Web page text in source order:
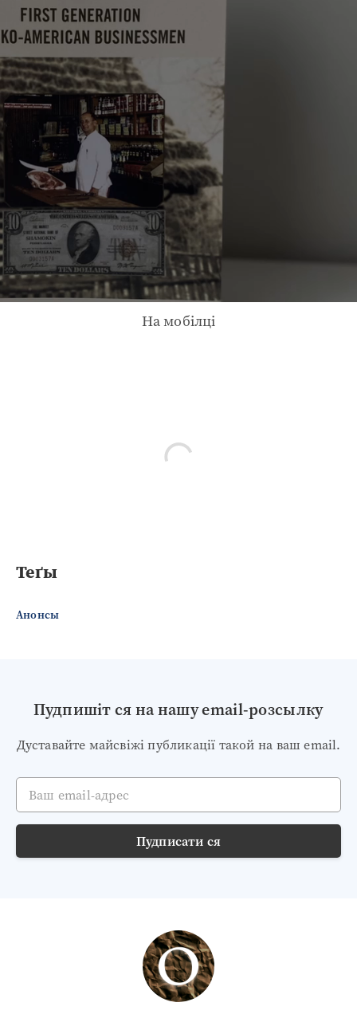
На мобілці
Теґы
Анонсы
Пудпишіт ся на нашу email-розсылку
Дуставайте майсвіжі публикації такой на ваш email.
Ваш email-адрес
Пудписати ся